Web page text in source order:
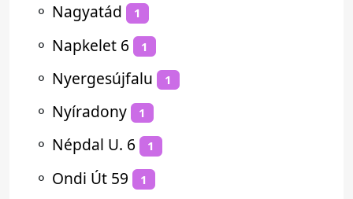
⚬ Nagyatád 1
⚬ Napkelet 6 1
⚬ Nyergesújfalu 1
⚬ Nyíradony 1
⚬ Népdal U. 6 1
⚬ Ondi Út 59 1